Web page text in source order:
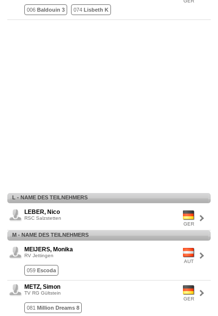
006 Baldouin 3 074 Lisbeth K
L - NAME DES TEILNEHMERS
GER
LEBER, Nico
RSC Salzstetten
M - NAME DES TEILNEHMERS
AUT
MEIJERS, Monika
RV Jettingen
059 Escoda
GER
METZ, Simon
TV RG Gültstein
081 Million Dreams 8